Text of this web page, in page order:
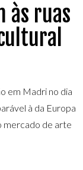
às ruas
em Madri no dia
à da Europa
mercado de arte